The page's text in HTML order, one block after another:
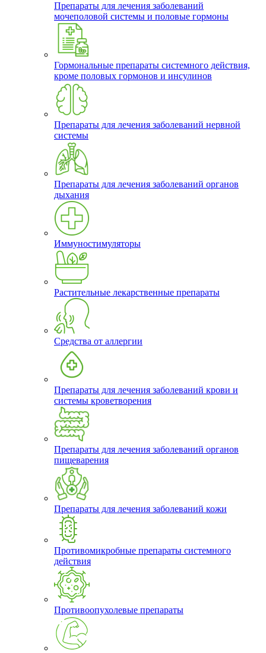
Препараты для лечения заболеваний
мочеполовой системы и половые гормоны
Гормональные препараты системного действия,
кроме половых гормонов и инсулинов
Препараты для лечения заболеваний нервной
системы
Препараты для лечения заболеваний органов
дыхания
Иммуностимуляторы
Растительные лекарственные препараты
Средства от аллергии
Препараты для лечения заболеваний крови и
системы кроветворения
Препараты для лечения заболеваний органов
пищеварения
Препараты для лечения заболеваний кожи
Противомикробные препараты системного
действия
Противоопухолевые препараты